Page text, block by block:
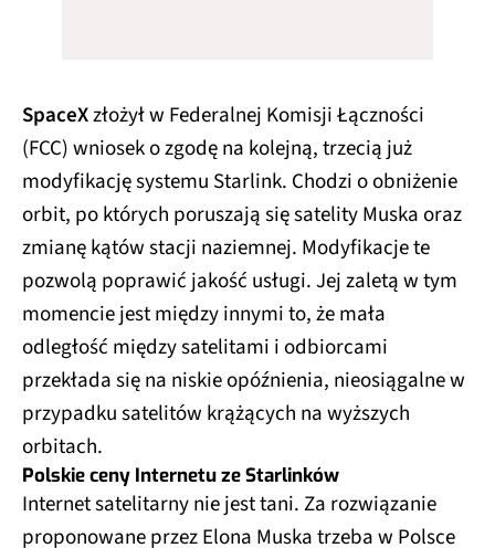
SpaceXzłożył w Federalnej Komisji Łączności
(FCC) wniosek o zgodę na kolejną, trzecią już
modyfikację systemu Starlink. Chodzi o obniżenie
orbit, po których poruszają się satelity Muska oraz
zmianę kątów stacji naziemnej. Modyfikacje te
pozwolą poprawić jakość usługi. Jej zaletą w tym
momencie jest między innymi to, że mała
odległość między satelitami i odbiorcami
przekłada się na niskie opóźnienia, nieosiągalne w
przypadku satelitów krążących na wyższych
orbitach.
Polskie ceny Internetu ze Starlinków
Internet satelitarny nie jest tani. Za rozwiązanie
proponowane przez Elona Muska trzeba w Polsce